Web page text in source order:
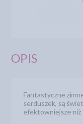
OPIS
Fantastyczne
serduszek, są
efektowniejsze niż